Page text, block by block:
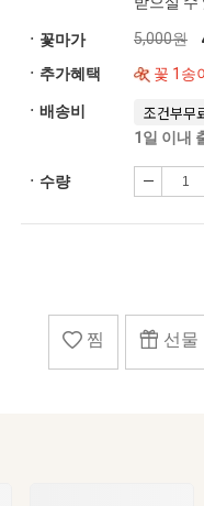
ㆍ꽃마가 5,000원
ㆍ추가혜택 꽃 1송
ㆍ배송비 조건부무
1일 이내
ㆍ수량
찜 선물